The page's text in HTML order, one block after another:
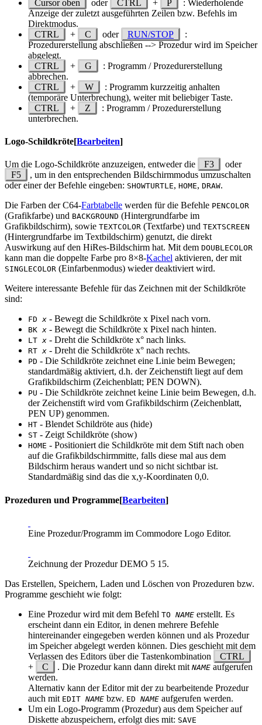
Cursor oben oder CTRL + P
: Wiederholende
Anzeige der zuletzt ausgeführten Zeilen bzw. Befehls im
Direktmodus.
CTRL
+ C oder RUN/STOP
:
Prozedurerstellung abschließen --> Prozedur wird im Speicher
abgelegt.
CTRL
+ G
: Programm / Prozedurerstellung
abbrechen.
CTRL
+ W
: Programm kurzzeitig anhalten
(temporäre Unterbrechung), weiter mit beliebiger Taste.
CTRL
+ Z
: Programm / Prozedurerstellung
unterbrechen.
Logo-Schildkröte[Bearbeiten]
Um die Logo-Schildkröte anzuzeigen, entweder die F3
oder
F5
, um in den entsprechenden Bildschirmmodus umzuschalten
oder einer der Befehle eingeben: SHOWTURTLE, HOME, DRAW.
Die Farben der C64-Farbtabelle werden für die Befehle PENCOLOR
(Grafikfarbe) und BACKGROUND (Hintergrundfarbe im
Grafikbildschirm), sowie TEXTCOLOR (Textfarbe) und TEXTSCREEN
(Hintergrundfarbe im Textbildschirm) genutzt, die direkt
Auswirkung auf den HiRes-Bildschirm hat. Mit dem DOUBLECOLOR
kann man die doppelte Farbe pro 8×8-Kachel aktivieren, der mit
SINGLECOLOR (Einfarbenmodus) wieder deaktiviert wird.
Weitere interessante Befehle für das Zeichnen mit der Schildkröte
sind:
FDx - Bewegt die Schildkröte x Pixel nach vorn.
BKx - Bewegt die Schildkröte x Pixel nach hinten.
LTx - Dreht die Schildkröte x° nach links.
RTx - Dreht die Schildkröte x° nach rechts.
PD - Die Schildkröte zeichnet eine Linie beim Bewegen;
standardmäßig aktiviert, d.h. der Zeichenstift liegt auf dem
Grafikbildschirm (Zeichenblatt; PEN DOWN).
PU - Die Schildkröte zeichnet keine Linie beim Bewegen, d.h.
der Zeichenstift wird vom Grafikbildschirm (Zeichenblatt,
PEN UP) genommen.
HT - Blendet Schildröte aus (hide)
ST - Zeigt Schildkröte (show)
HOME - Positioniert die Schildkröte mit dem Stift nach oben
auf die Grafikbildschirmmitte, falls diese mal aus dem
Bildschirm heraus wandert und so nicht sichtbar ist.
Standardmäßig sind das die x,y-Koordinaten 0,0.
Prozeduren und Programme[Bearbeiten]
Eine Prozedur/Programm im Commodore Logo Editor.
Zeichnung der Prozedur DEMO 5 15.
Das Erstellen, Speichern, Laden und Löschen von Prozeduren bzw.
Programme geschieht wie folgt:
Eine Prozedur wird mit dem Befehl TO NAME erstellt. Es
erscheint dann ein Editor, in denen mehrere Befehle
hintereinander eingegeben werden können und als Prozedur
im Speicher abgelegt werden können. Dies geschieht mit dem
Verlassen des Editors über die Tastenkombination
CTRL
+
C . Die Prozedur kann dann direkt mitNAME aufgerufen
werden.
Alternativ kann der Editor mit der zu bearbeitende Prozedur
auch mit EDIT NAME bzw. ED NAME aufgerufen werden.
Um ein Logo-Programm (Prozedur) aus dem Speicher auf
Diskette abzuspeichern, erfolgt dies mit: SAVE